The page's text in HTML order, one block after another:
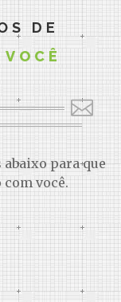
DE
VOCÊ
para que
você.